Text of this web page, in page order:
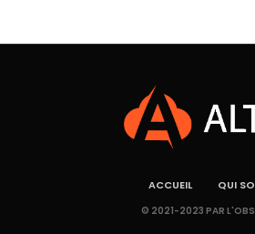
ACCUEIL QUI
© 2021-2023 PAR